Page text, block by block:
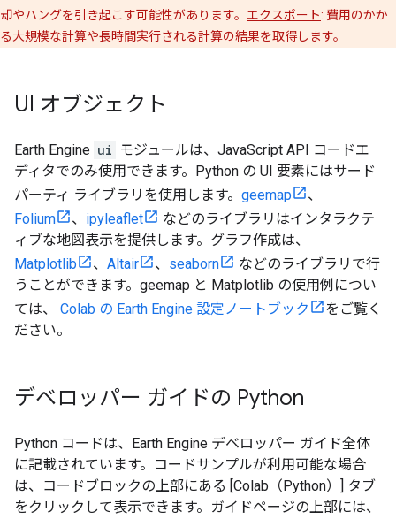
却やハングを引き起こす可能性があります。 エクスポート: 費用のかか
る大規模な計算や長時間実行される計算の結果を取得します。
UI オブジェクト
Earth Engine ui モジュールは、JavaScript API コードエ
ディタでのみ使用できます。Python の UI 要素にはサード
パーティ ライブラリを使用します。 geemap
、
Folium
、 ipyleaflet
などのライブラリはインタラクテ
ィブな地図表示を提供します。グラフ作成は、
Matplotlib
、 Altair 、 seaborn
などのライブラリで行
うことができます。geemap と Matplotlib の使用例につい
ては、
Colab の Earth Engine 設定ノートブック
をご覧く
ださい。
デベロッパー ガイドの Python
Python コードは、Earth Engine デベロッパー ガイド全体
に記載されています。コードサンプルが利用可能な場合
は、コードブロックの上部にある [Colab（Python）] タブ
をクリックして表示できます。ガイドページの上部には、